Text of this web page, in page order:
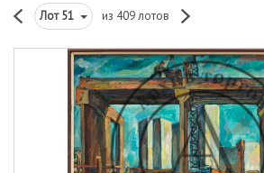
Лот51 из 409 лотов